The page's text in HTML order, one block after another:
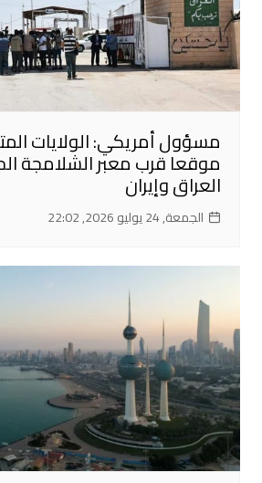
مسؤول أمريكي: الولايات
موقعا قرب معبر الشلامجة
العراق وإيران
الجمعة, 24 يوليو 2026, 22:02